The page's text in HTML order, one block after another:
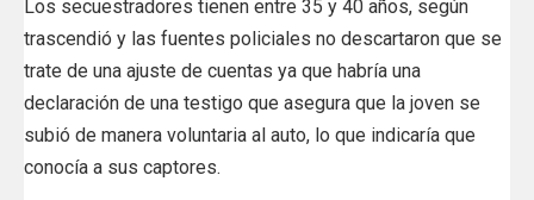
Los secuestradores tienen entre 35 y 40 años, según
trascendió y las fuentes policiales no descartaron que se
trate de una ajuste de cuentas ya que habría una
declaración de una testigo que asegura que la joven se
subió de manera voluntaria al auto, lo que indicaría que
conocía a sus captores.